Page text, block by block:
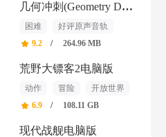
几何冲刺(Geometry Dash)
困难
好评原声音轨
单人
9.2 / 264.96 MB
荒野大镖客2电脑版
动作 冒险
开放世界
6.9
/ 108.11 GB
现代战舰电脑版